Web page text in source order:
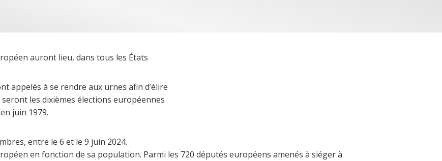
auront lieu, dans tous les États
appelés à se rendre aux urnes afin d’élire
les dixièmes élections européennes
juin 1979.
entre le 6 et le 9 juin 2024.
en fonction de sa population. Parmi les 720 députés européens amenés à siéger à